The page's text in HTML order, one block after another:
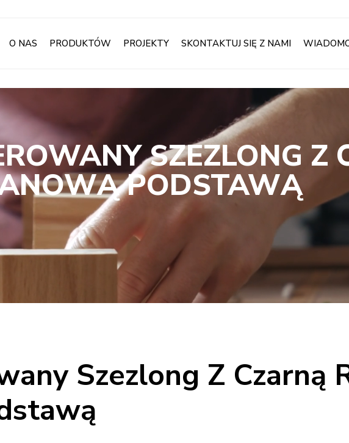
O NAS PRODUKTÓW PROJEKTY SKONTAKTUJ SIĘ Z NAMI
SZEZLONG Z
PODSTAWĄ
Szezlong Z Czarną